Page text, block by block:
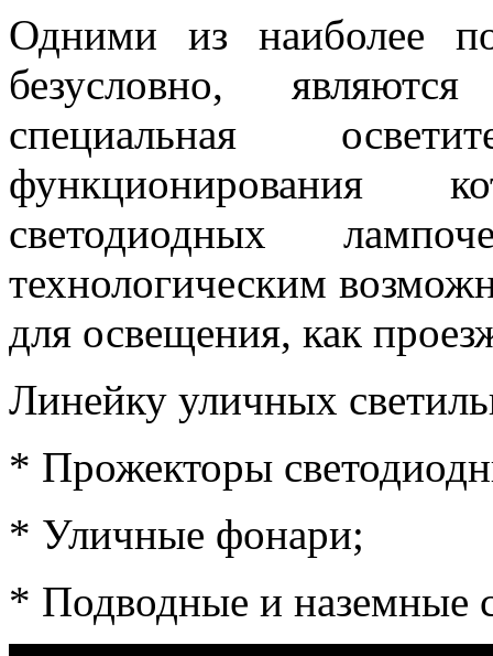
Одними из наиболее
безусловно,
специальная
функционирования
светодиодных
технологическим
для освещения, как
Линейку уличных
* Прожекторы
* Уличные фонари;
* Подводные и наземные